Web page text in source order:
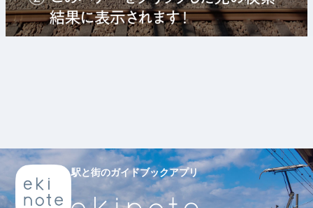
駅と街のガイドブックアプリ